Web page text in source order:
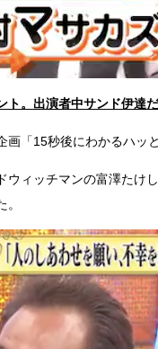
。出演者中サンド伊達
「15秒後にわかるハッ
ウィッチマンの富澤た